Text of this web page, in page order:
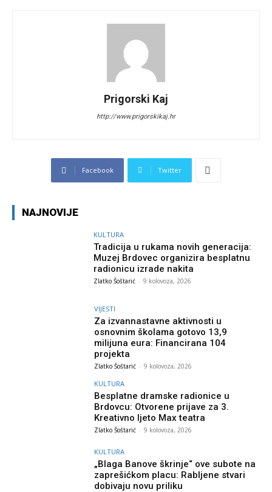
Prigorski Kaj
http://www.prigorskikaj.hr
Facebook Twitter
NAJNOVIJE
KULTURA
Tradicija u rukama novih generacija:
Muzej Brdovec organizira besplatnu
radionicu izrade nakita
Zlatko Šoštarić - 9 kolovoza, 2026
VIJESTI
Za izvannastavne aktivnosti u
osnovnim školama gotovo 13,9
milijuna eura: Financirana 104
projekta
Zlatko Šoštarić - 9 kolovoza, 2026
KULTURA
Besplatne dramske radionice u
Brdovcu: Otvorene prijave za 3.
Kreativno ljeto Max teatra
Zlatko Šoštarić - 9 kolovoza, 2026
KULTURA
„Blaga Banove škrinje“ ove subote na
zaprešićkom placu: Rabljene stvari
dobivaju novu priliku